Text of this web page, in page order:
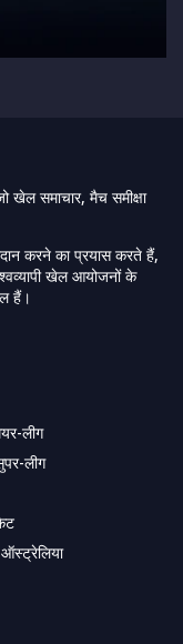
खेल समाचार, मैच समीक्षा
करने का प्रयास करते हैं,
खेल आयोजनों के
हैं।
लीग
लीग